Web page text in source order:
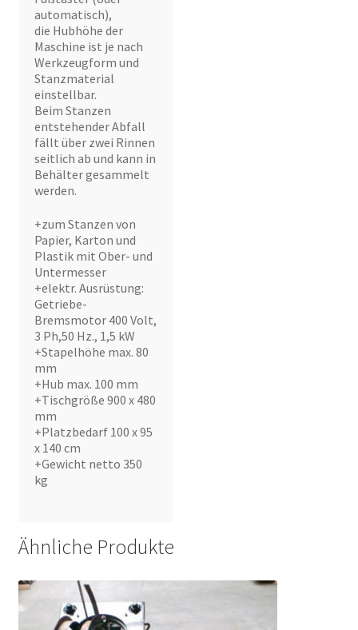
automatisch),
die Hubhöhe der
Maschine ist je nach
Werkzeugform und
Stanzmaterial
einstellbar.
Beim Stanzen
entstehender Abfall
fällt über zwei Rinnen
seitlich ab und kann in
Behälter gesammelt
werden.
+zum Stanzen von
Papier, Karton und
Plastik mit Ober- und
Untermesser
+elektr. Ausrüstung:
Getriebe-
Bremsmotor 400 Volt,
3 Ph,50 Hz., 1,5 kW
+Stapelhöhe max. 80
mm
+Hub max. 100 mm
+Tischgröße 900 x 480
mm
+Platzbedarf 100 x 95
x 140 cm
+Gewicht netto 350
kg
Ähnliche Produkte